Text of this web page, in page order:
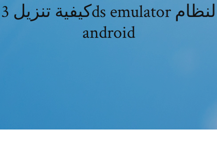
كيفية تنزيل 3ds emulator لنظام
android